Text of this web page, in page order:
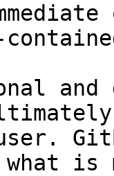
and
what